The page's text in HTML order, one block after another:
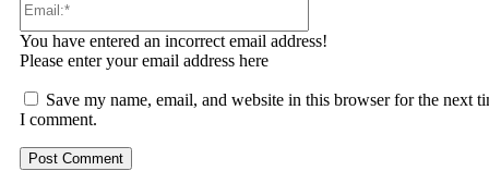
You have entered an incorrect email address!
Please enter your email address here
Save my name, email, and website in this browser for the next
I comment.